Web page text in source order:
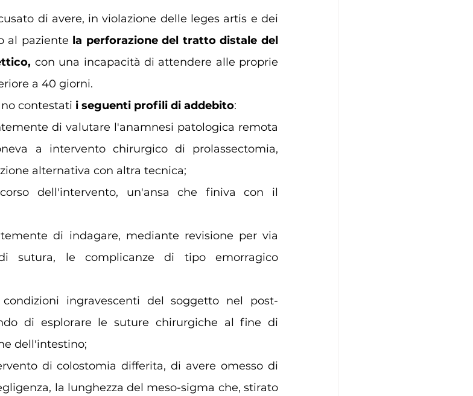
di avere, in violazione delle leges artis e dei
al paziente la perforazione del tratto distale del
con una incapacità di attendere alle proprie
a 40 giorni.
contestati i seguenti profili di addebito:
di valutare l'anamnesi patologica remota
a intervento chirurgico di prolassectomia,
alternativa con altra tecnica;
dell'intervento, un'ansa che finiva con il
di indagare, mediante revisione per via
sutura, le complicanze di tipo emorragico
ingravescenti del soggetto nel post-
di esplorare le suture chirurgiche al fine di
dell'intestino;
di colostomia differita, di avere omesso di
la lunghezza del meso-sigma che, stirato